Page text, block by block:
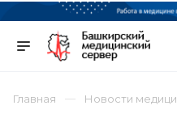
Главная Новости